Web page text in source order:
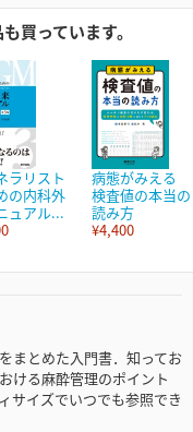
買っています。
ラリスト
の内科外
ュアル...
病態がみえる
検査値の本当の
読み方
¥4,400
まとめた入門書．知ってお
ける麻酔管理のポイント
サイズでいつでも参照でき